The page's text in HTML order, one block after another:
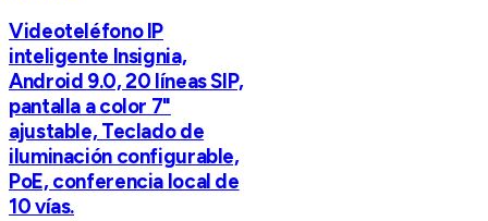
Videoteléfono IP
inteligente Insignia,
Android 9.0, 20 líneas SIP,
pantalla a color 7"
ajustable, Teclado de
iluminación configurable,
PoE, conferencia local de
10 vías.